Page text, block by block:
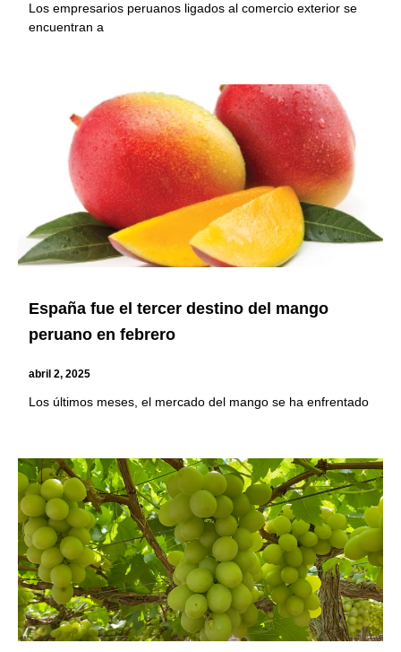
Los empresarios peruanos ligados al comercio exterior se
encuentran a
España fue el tercer destino del mango
peruano en febrero
abril 2, 2025
Los últimos meses, el mercado del mango se ha enfrentado